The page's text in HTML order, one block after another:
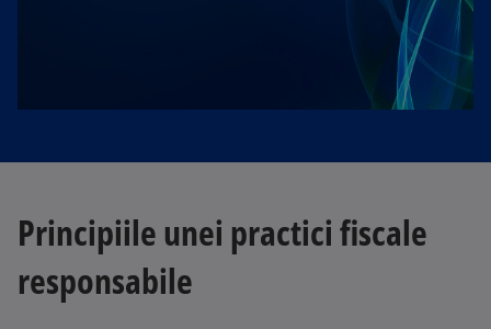
Principiile unei practici fiscale
responsabile